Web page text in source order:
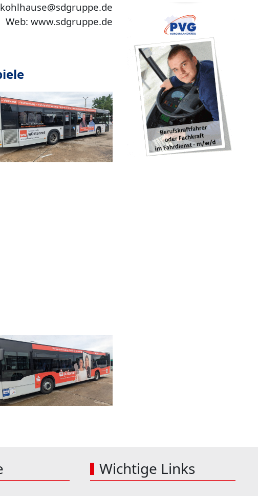
Web: www.sdgruppe.de
Wichtige Links